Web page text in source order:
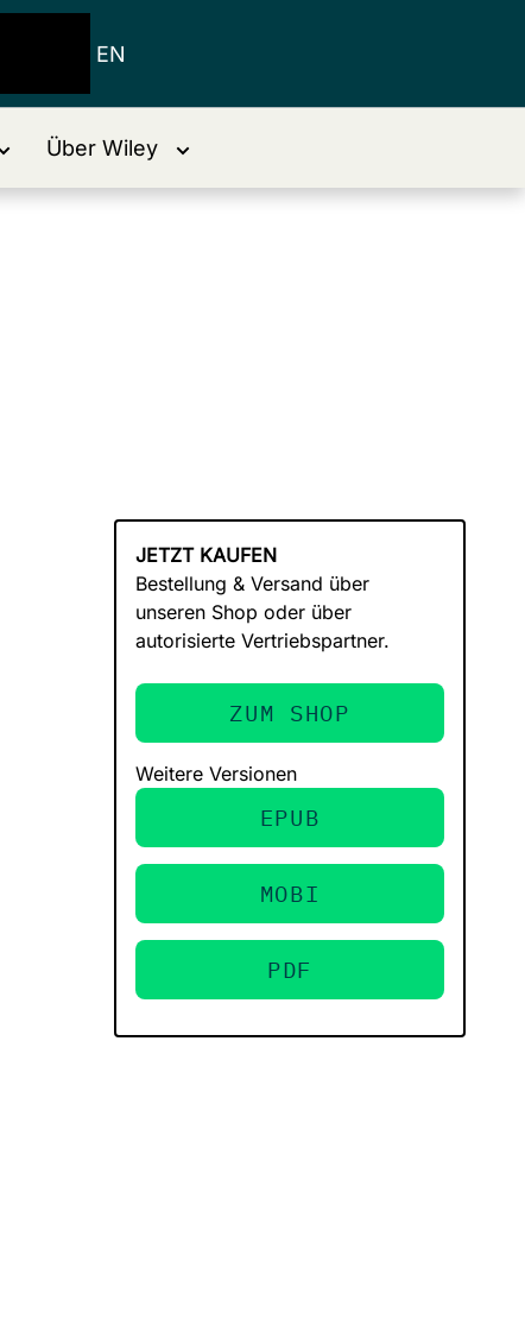
EN
Über Wiley
JETZT KAUFEN
Bestellung & Versand über
unseren Shop oder über
autorisierte Vertriebspartner.
ZUM SHOP
Weitere Versionen
EPUB
MOBI
PDF